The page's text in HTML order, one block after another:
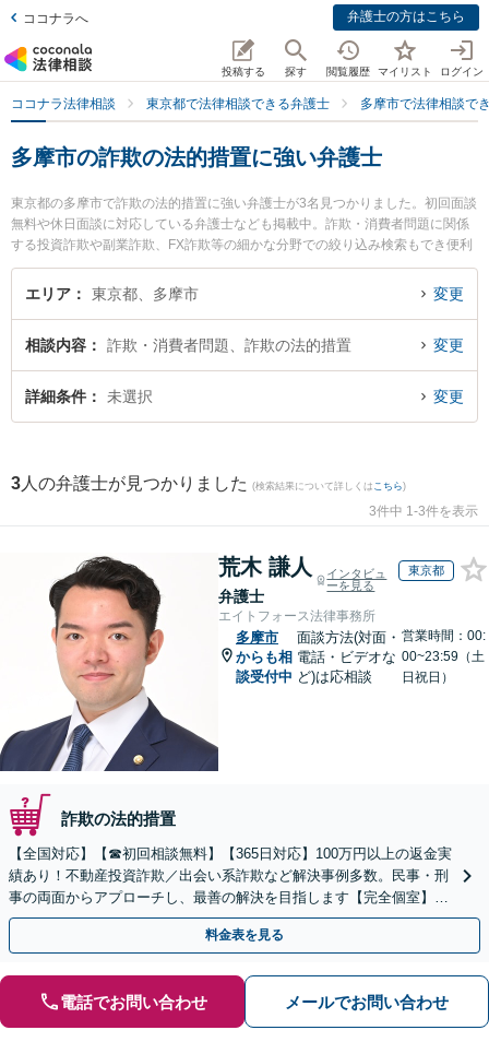
ココナラへ 弁護士の方はこちら
投稿する 探す 閲覧履歴 マイリスト ログイン
ココナラ法律相談 東京都で法律相談できる弁護士 多摩市で法律相談で
多摩市の詐欺の法的措置に強い弁護士
東京都の多摩市で詐欺の法的措置に強い弁護士が3名見つかりました。初回面談
無料や休日面談に対応している弁護士なども掲載中。詐欺・消費者問題に関係
する投資詐欺や副業詐欺、FX詐欺等の細かな分野での絞り込み検索もでき便利
です。特に古林法律事務所の古林 弘行弁護士や多摩オリエンタル法律事務所の
馬場 賢太郎弁護士、村田・西山法律事務所の村田 望弁護士のプロフィール情報
置のトラブル解決の実績豊富な近くの弁護士を検索したい』『初回相談無料で
詐欺の法的措置を法律相談できる多摩市内の弁護士に相談予約したい』などで
お困りの相談者さんにおすすめです。
エリア 東京都、多摩市 変更
相談内容 詐欺・消費者問題、詐欺の法的措置 変更
詳細条件 未選択 変更
3 人の弁護士が見つかりました (検索結果について詳しくは こちら)
3件中 1-3件を表示
荒木 謙人
弁護士
インタビュ
ーを見る
東京都
エイトフォース法律事務所
多摩市
からも相
談受付中
面談方法(対面・
電話・ビデオな
ど)は応相談
営業時間：00:
00~23:59（土
日祝日）
詐欺の法的措置
【全国対応】【☎︎初回相談無料】【365日対応】100万円以上の返金実
績あり！不動産投資詐欺／出会い系詐欺など解決事例多数。民事・刑
事の両面からアプローチし、最善の解決を目指します【完全個室】
【代々木駅3分】
料金表を見る
電話でお問い合わせ メールでお問い合わせ